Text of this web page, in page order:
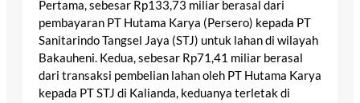
Pertama, sebesar Rp133,73 miliar berasal dari
pembayaran PT Hutama Karya (Persero) kepada PT
Sanitarindo Tangsel Jaya (STJ) untuk lahan di wilayah
Bakauheni. Kedua, sebesar Rp71,41 miliar berasal
dari transaksi pembelian lahan oleh PT Hutama Karya
kepada PT STJ di Kalianda, keduanya terletak di